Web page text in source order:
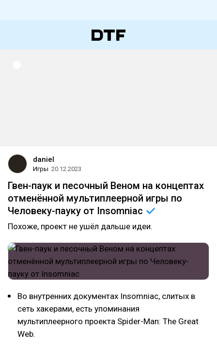
daniel
Игры 20.12.2023
Гвен-паук и песочный Веном на концептах
отменённой мультиплеерной игры по
Человеку-пауку от Insomniac
Похоже, проект не ушёл дальше идеи.
Во внутренних документах Insomniac, слитых в
сеть хакерами, есть упоминания
мультиплеерного проекта Spider-Man: The Great
Web.